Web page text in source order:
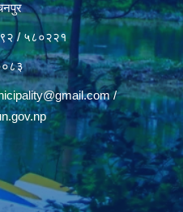
/ ५८०२२१
/